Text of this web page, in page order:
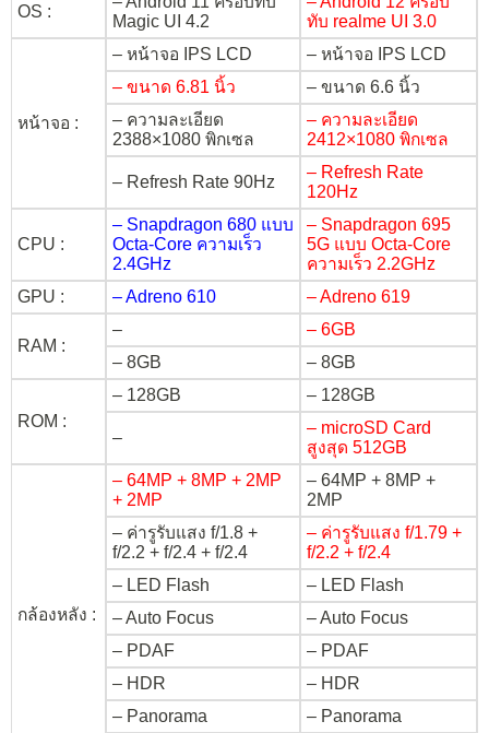
OS :
Magic UI 4.2
ทับ realme UI 3.0
หน้าจอ :
– หน้าจอ IPS LCD
– หน้าจอ IPS LCD
– ขนาด 6.81 นิ้ว
– ขนาด 6.6 นิ้ว
– ความละเอียด
2388×1080 พิกเซล
– ความละเอียด
2412×1080 พิกเซล
– Refresh Rate 90Hz
– Refresh Rate
120Hz
CPU :
– Snapdragon 680 แบบ
Octa-Core ความเร็ว
2.4GHz
– Snapdragon 695
5G แบบ Octa-Core
ความเร็ว 2.2GHz
GPU :
– Adreno 610 – Adreno 619
RAM :
–
– 6GB
– 8GB
– 8GB
ROM :
– 128GB – 128GB
–
– microSD Card
สูงสุด 512GB
กล้องหลัง :
– 64MP + 8MP + 2MP
+ 2MP
– 64MP + 8MP +
2MP
– ค่ารูรับแสง f/1.8 +
f/2.2 + f/2.4 + f/2.4
– ค่ารูรับแสง f/1.79 +
f/2.2 + f/2.4
– LED Flash
– LED Flash
– Auto Focus
– Auto Focus
– PDAF
– PDAF
– HDR
– HDR
– Panorama
– Panorama